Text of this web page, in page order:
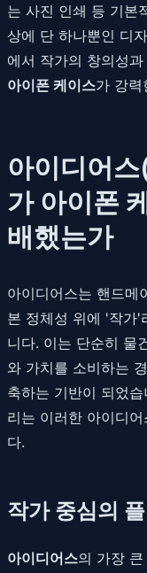
는 사진 인쇄 등 기본
상에 단 하나뿐인 디
에서 작가의 창의성
아이폰 케이스가 강력
아이디어
가 아이폰
배했는가
아이디어스는 핸드메
본 정체성 위에 '작가'
니다. 이는 단순히 물
와 가치를 소비하는
축하는 기반이 되었습
리는 이러한 아이디
다.
작가 중심의
아이디어스의 가장